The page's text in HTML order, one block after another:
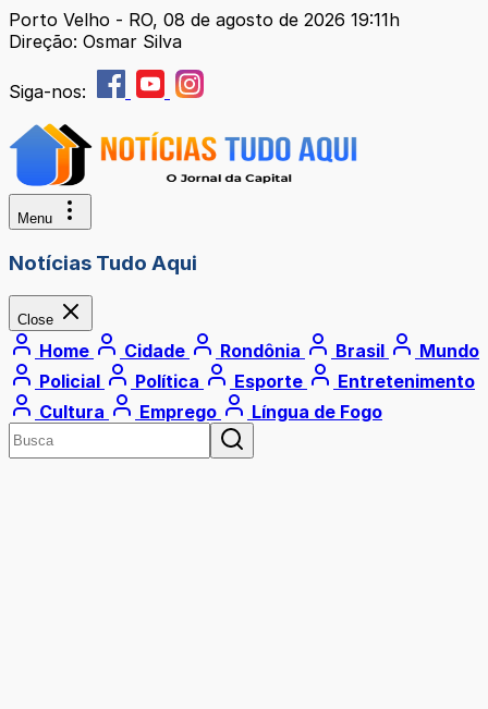
Porto Velho - RO, 08 de agosto de 2026 19:11h
Direção: Osmar Silva
Siga-nos:
Menu
Notícias Tudo Aqui
Close
Home Cidade Rondônia Brasil
Mundo
Policial
Política Esporte
Entretenimento
Cultura
Emprego Língua de Fogo